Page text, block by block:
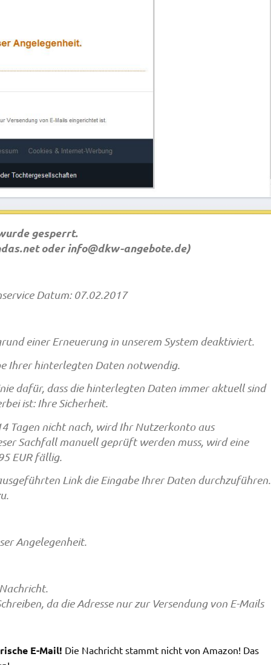
gesperrt.
oderinfo@dkw-angebote.de)
Datum: 07.02.2017
einer Erneuerung in unserem System deaktiviert.
Ihrer hinterlegten Daten notwendig.
dafür, dass die hinterlegten Daten immer aktuell sind
ist: Ihre Sicherheit.
Tagen nicht nach, wird Ihr Nutzerkonto aus
Sachfall manuell geprüft werden muss, wird eine
EUR fällig.
Link die Eingabe Ihrer Daten durchzuführen.
Angelegenheit.
da die Adresse nur zur Versendung von E-Mails
E-Mail! Die Nachricht stammt nicht von Amazon! Das